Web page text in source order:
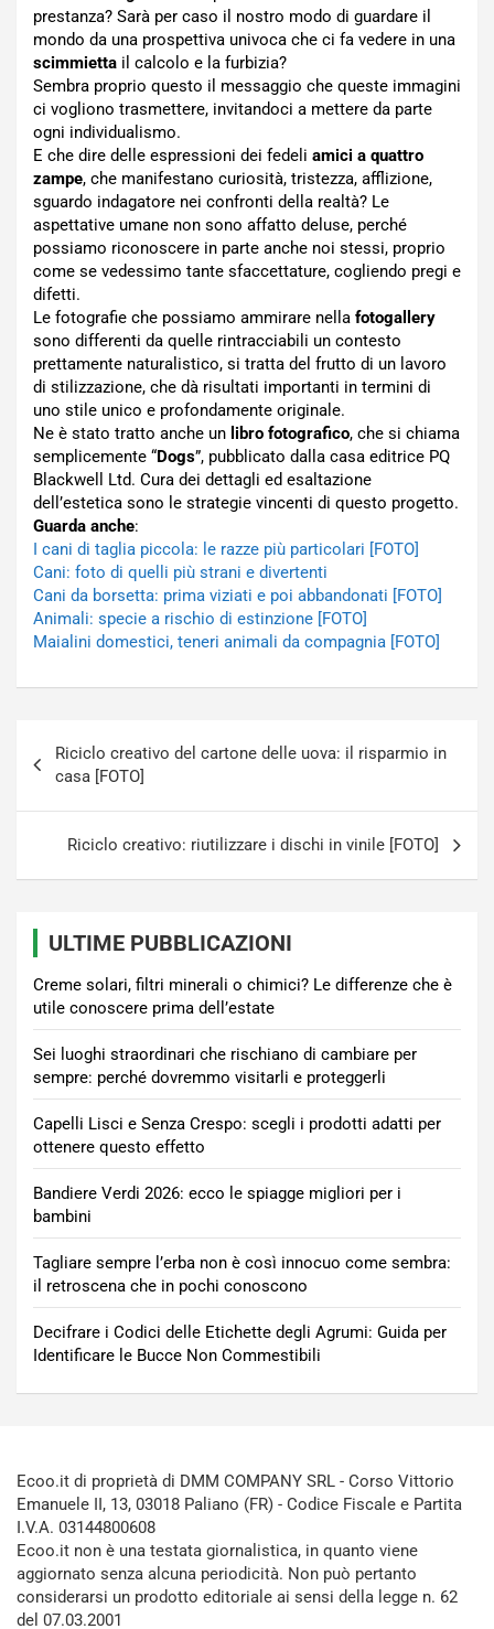
prestanza? Sarà per caso il nostro modo di guardare il
mondo da una prospettiva univoca che ci fa vedere in una
scimmietta il calcolo e la furbizia?
Sembra proprio questo il messaggio che queste immagini
ci vogliono trasmettere, invitandoci a mettere da parte
ogni individualismo.
E che dire delle espressioni dei fedeli amici a quattro
zampe, che manifestano curiosità, tristezza, afflizione,
sguardo indagatore nei confronti della realtà? Le
aspettative umane non sono affatto deluse, perché
possiamo riconoscere in parte anche noi stessi, proprio
come se vedessimo tante sfaccettature, cogliendo pregi e
difetti.
Le fotografie che possiamo ammirare nella fotogallery
sono differenti da quelle rintracciabili un contesto
prettamente naturalistico, si tratta del frutto di un lavoro
di stilizzazione, che dà risultati importanti in termini di
uno stile unico e profondamente originale.
Ne è stato tratto anche un libro fotografico, che si chiama
semplicemente “Dogs”, pubblicato dalla casa editrice PQ
Blackwell Ltd. Cura dei dettagli ed esaltazione
dell’estetica sono le strategie vincenti di questo progetto.
Guarda anche:
I cani di taglia piccola: le razze più particolari [FOTO]
Cani: foto di quelli più strani e divertenti
Cani da borsetta: prima viziati e poi abbandonati [FOTO]
Animali: specie a rischio di estinzione [FOTO]
Maialini domestici, teneri animali da compagnia [FOTO]
articoli
Riciclo creativo del cartone delle uova: il risparmio in
casa [FOTO]
Riciclo creativo: riutilizzare i dischi in vinile [FOTO]
ULTIME PUBBLICAZIONI
Creme solari, filtri minerali o chimici? Le differenze che è
utile conoscere prima dell’estate
Sei luoghi straordinari che rischiano di cambiare per
sempre: perché dovremmo visitarli e proteggerli
Capelli Lisci e Senza Crespo: scegli i prodotti adatti per
ottenere questo effetto
Bandiere Verdi 2026: ecco le spiagge migliori per i
bambini
Tagliare sempre l’erba non è così innocuo come sembra:
il retroscena che in pochi conoscono
Decifrare i Codici delle Etichette degli Agrumi: Guida per
Identificare le Bucce Non Commestibili
Ecoo.it di proprietà di DMM COMPANY SRL - Corso Vittorio
Emanuele II, 13, 03018 Paliano (FR) - Codice Fiscale e Partita
I.V.A. 03144800608
Ecoo.it non è una testata giornalistica, in quanto viene
aggiornato senza alcuna periodicità. Non può pertanto
considerarsi un prodotto editoriale ai sensi della legge n. 62
del 07.03.2001